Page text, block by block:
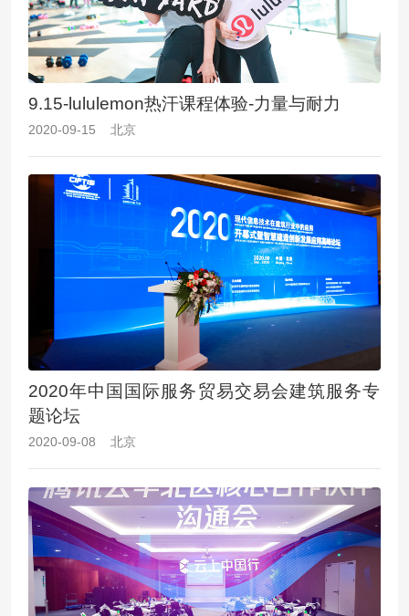
9.15-lululemon热汗课程体验-力量与耐力
2020-09-15 北京
2020年中国国际服务贸易交易会建筑服务专
题论坛
2020-09-08 北京